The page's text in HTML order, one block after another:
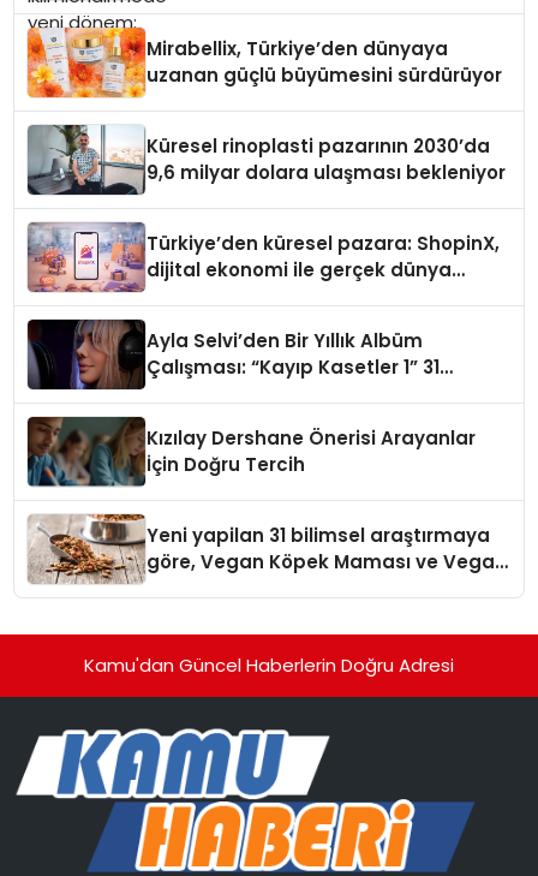
Mirabellix, Türkiye’den dünyaya
uzanan güçlü büyümesini sürdürüyor
Küresel rinoplasti pazarının 2030’da
9,6 milyar dolara ulaşması bekleniyor
Türkiye’den küresel pazara: ShopinX,
dijital ekonomi ile gerçek dünya
Ayla Selvi’den Bir Yıllık Albüm
Çalışması: “Kayıp Kasetler 1” 31
Kızılay Dershane Önerisi Arayanlar
İçin Doğru Tercih
Yeni yapilan 31 bilimsel araştırmaya
göre, Vegan Köpek Maması ve Vegan
Kamu'dan Güncel Haberlerin Doğru Adresi